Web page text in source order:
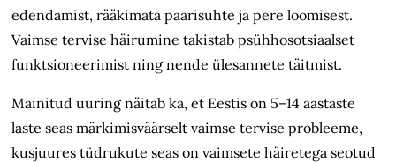
edendamist, rääkimata paarisuhte ja pere loomisest.
Vaimse tervise häirumine takistab psühhosotsiaalset
funktsioneerimist ning nende ülesannete täitmist.
Mainitud uuring näitab ka, et Eestis on 5–14 aastaste
laste seas märkimisväärselt vaimse tervise probleeme,
kusjuures tüdrukute seas on vaimsete häiretega seotud